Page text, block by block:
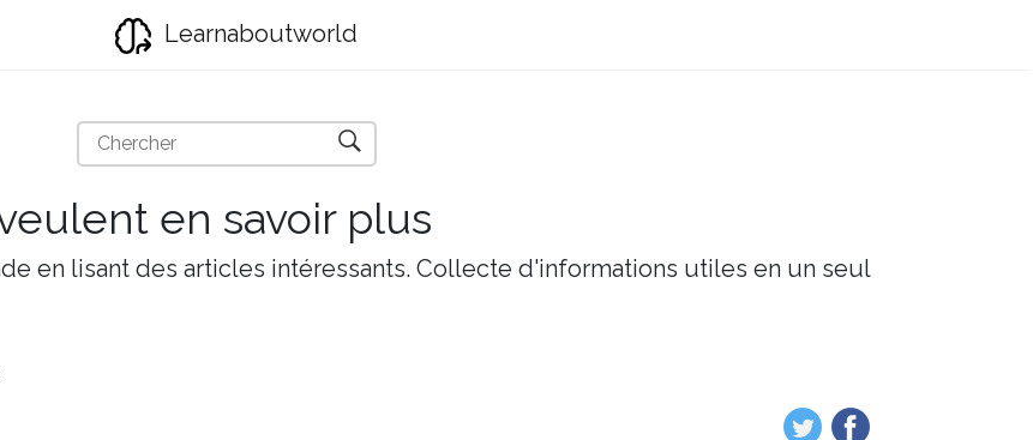
Learnaboutworld
en savoir plus
en lisant des articles intéressants. Collecte d'informations utiles en un seul